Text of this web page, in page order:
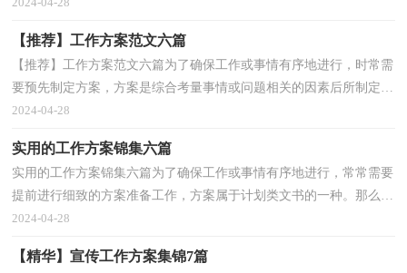
【推荐】工作方案范文六篇
【推荐】工作方案范文六篇为了确保工作或事情有序地进行，时常需
要预先制定方案，方案是综合考量事情或问题相关的因素后所制定的
书面计划。那么优秀的方案是什么样的呢？下面是小...
2024-04-28
实用的工作方案锦集六篇
实用的工作方案锦集六篇为了确保工作或事情有序地进行，常常需要
提前进行细致的方案准备工作，方案属于计划类文书的一种。那么优
秀的方案是什么样的呢？下面是小编精心整理的工作...
2024-04-28
【精华】宣传工作方案集锦7篇